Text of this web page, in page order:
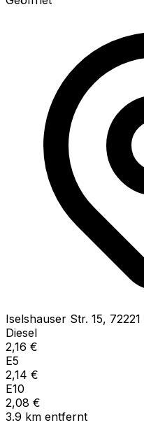
Iselshauser Str. 15, 72221
Diesel
2,16 €
E5
2,14 €
E10
2,08 €
3.9 km entfernt